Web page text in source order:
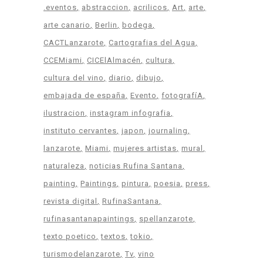
.eventos abstraccion acrilicos Art
arte
arte canario
Berlin
bodega
CACTLanzarote
Cartografias del Agua
CCEMiami
CICElAlmacén
cultura
cultura del vino
diario
dibujo
embajada de españa
Evento
fotografíA
ilustracion
instagram infografia
instituto cervantes japon
journaling
lanzarote Miami mujeres artistas mural
naturaleza
noticias Rufina Santana
painting
Paintings pintura poesia
press
revista digital
RufinaSantana
rufinasantanapaintings
spellanzarote
texto poetico
textos tokio
turismodelanzarote Tv vino